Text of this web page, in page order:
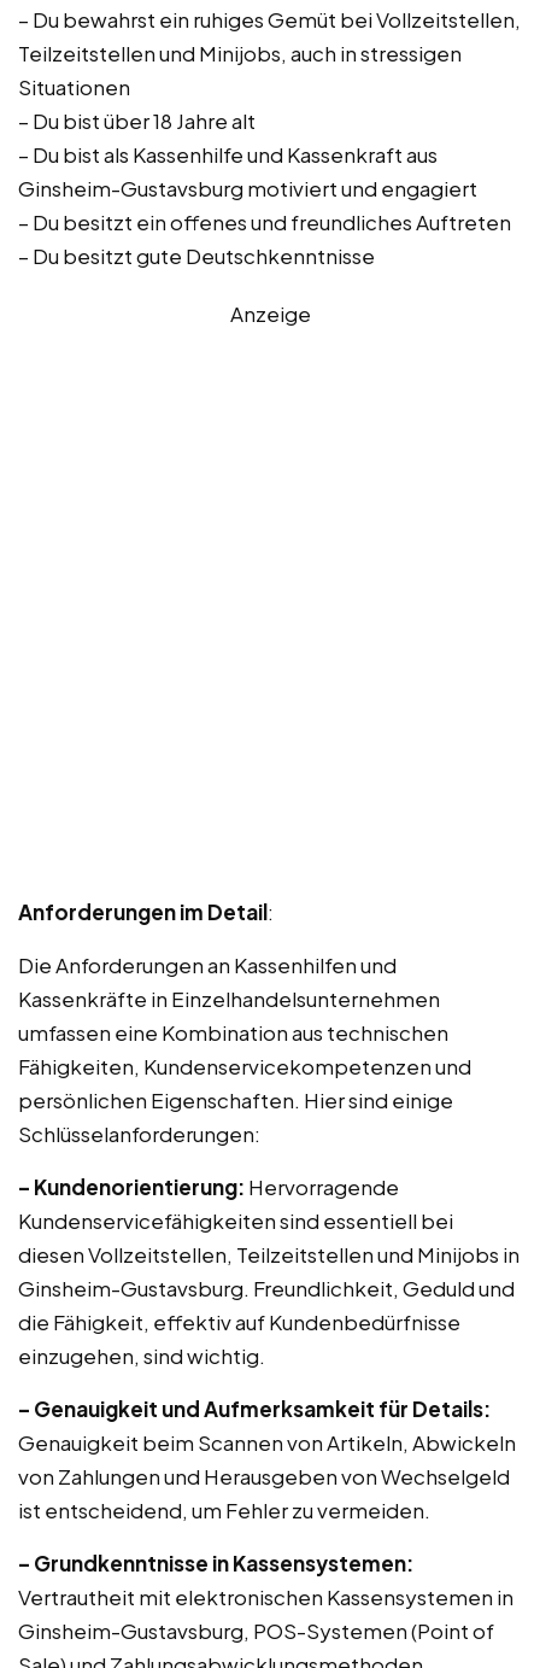
– Du bewahrst ein ruhiges Gemüt bei Vollzeitstellen,
Teilzeitstellen und Minijobs, auch in stressigen
Situationen
– Du bist über 18 Jahre alt
– Du bist als Kassenhilfe und Kassenkraft aus
Ginsheim-Gustavsburg motiviert und engagiert
– Du besitzt ein offenes und freundliches Auftreten
– Du besitzt gute Deutschkenntnisse
Anzeige
Anforderungen im Detail:
Die Anforderungen an Kassenhilfen und
Kassenkräfte in Einzelhandelsunternehmen
umfassen eine Kombination aus technischen
Fähigkeiten, Kundenservicekompetenzen und
persönlichen Eigenschaften. Hier sind einige
Schlüsselanforderungen:
– Kundenorientierung: Hervorragende
Kundenservicefähigkeiten sind essentiell bei
diesen Vollzeitstellen, Teilzeitstellen und Minijobs in
Ginsheim-Gustavsburg. Freundlichkeit, Geduld und
die Fähigkeit, effektiv auf Kundenbedürfnisse
einzugehen, sind wichtig.
– Genauigkeit und Aufmerksamkeit für Details:
Genauigkeit beim Scannen von Artikeln, Abwickeln
von Zahlungen und Herausgeben von Wechselgeld
ist entscheidend, um Fehler zu vermeiden.
– Grundkenntnisse in Kassensystemen:
Vertrautheit mit elektronischen Kassensystemen in
Ginsheim-Gustavsburg, POS-Systemen (Point of